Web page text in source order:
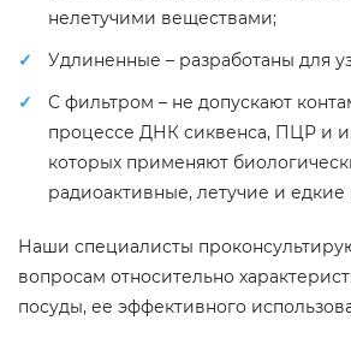
нелетучими веществами;
Удлиненные – разработаны для
С фильтром – не допускают
процессе ДНК сиквенса, ПЦР и
которых применяют
радиоактивные, летучие и едкие
Наши специалисты
вопросам относительно
посуды, ее эффективного